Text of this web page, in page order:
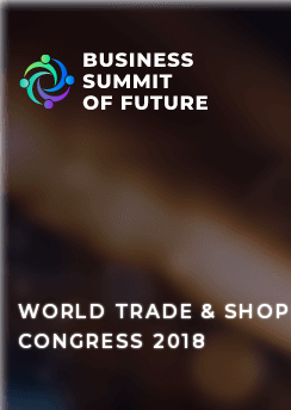
WORLD TRADE &
CONGRESS 2018